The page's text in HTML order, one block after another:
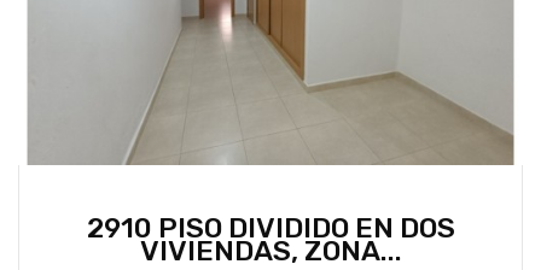
2910 PISO DIVIDIDO EN DOS
VIVIENDAS, ZONA...